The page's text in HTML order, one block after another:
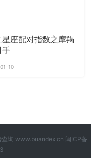
星座配对指数之摩羯
手
10
查询 www.buandex.cn 闽ICP备